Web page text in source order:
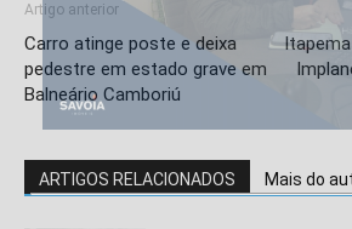
Artigo anterior
Carro atinge poste e deixa
pedestre em estado grave em
Balneário Camboriú
ARTIGOS RELACIONADOS Mais do